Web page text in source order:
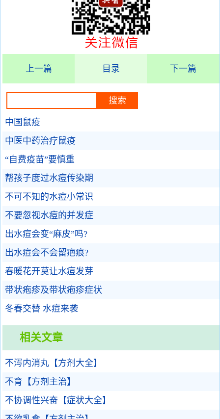
上一篇 目录 下一篇
中国鼠疫
中医中药治疗鼠疫
“自费疫苗”要慎重
帮孩子度过水痘传染期
不可不知的水痘小常识
不要忽视水痘的并发症
出水痘会变“麻皮”吗?
出水痘会不会留疤痕?
春暖花开莫让水痘发芽
带状疱疹及带状疱疹症状
冬春交替 水痘来袭
相关文章
不泻内消丸【方剂大全】
不育【方剂主治】
不协调性兴奋【症状大全】